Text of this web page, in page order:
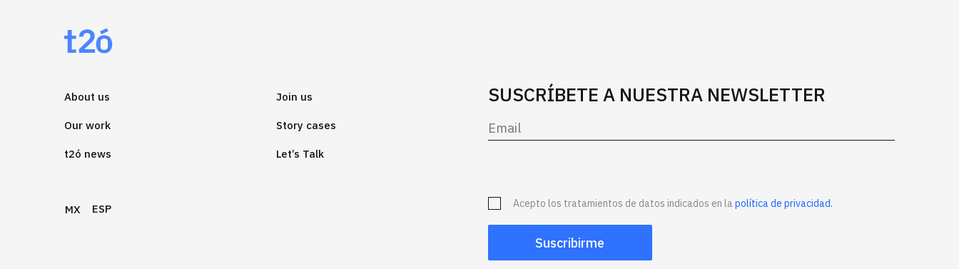
About us
Our work
t2ó news
MX ESP
Join us
Story cases
Let’s Talk
SUSCRÍBETE A NUESTRA NEWSLETTER
Acepto los tratamientos de datos indicados en lapolítica de privacidad.